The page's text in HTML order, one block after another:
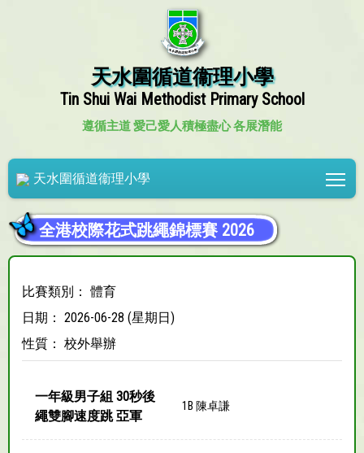
天水圍循道衞理小學
Tin Shui Wai Methodist Primary School
遵循主道 愛己愛人積極盡心 各展潛能
天水圍循道衞理小學
全港校際花式跳繩錦標賽 2026
比賽類別： 體育
日期： 2026-06-28 (星期日)
性質： 校外舉辦
一年級男子組 30秒後
繩雙腳速度跳 亞軍
1B 陳卓謙